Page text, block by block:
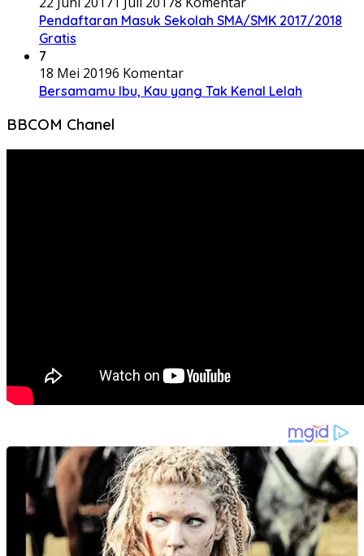
Pendaftaran Masuk Sekolah SMA/SMK 2017/2018
Gratis
7
18 Mei 20196 Komentar
Bersamamu Ibu, Kau yang Tak Kenal Lelah
BBCOM Chanel